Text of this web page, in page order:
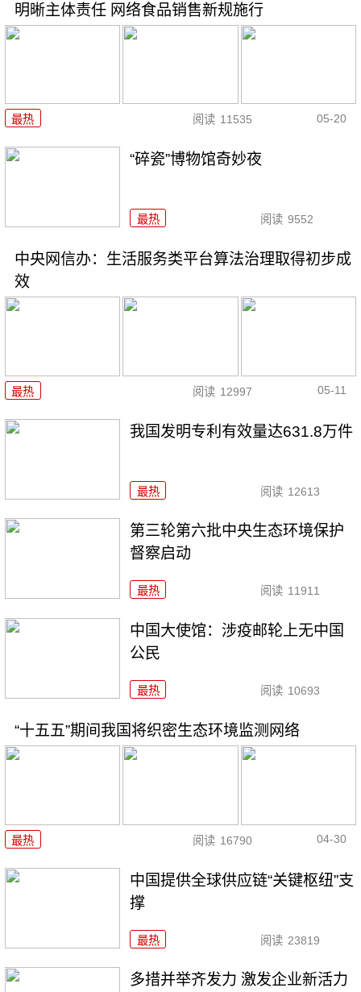
明晰主体责任 网络食品销售新规施行
最热 阅读 11535 05-20
“碎瓷”博物馆奇妙夜
最热 阅读 9552
中央网信办：生活服务类平台算法治理取得初步成
效
最热 阅读 12997 05-11
我国发明专利有效量达631.8万件
最热 阅读 12613
第三轮第六批中央生态环境保护
督察启动
最热 阅读 11911
中国大使馆：涉疫邮轮上无中国
公民
最热 阅读 10693
“十五五”期间我国将织密生态环境监测网络
最热 阅读 16790 04-30
中国提供全球供应链“关键枢纽”支
撑
最热 阅读 23819
多措并举齐发力 激发企业新活力